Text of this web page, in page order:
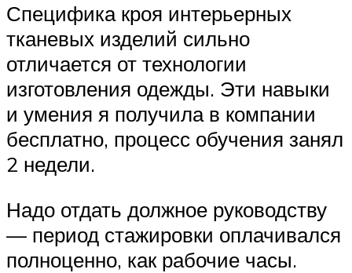
Специфика кроя интерьерных
тканевых изделий сильно
отличается от технологии
изготовления одежды. Эти навыки
и умения я получила в компании
бесплатно, процесс обучения занял
2 недели.
Надо отдать должное руководству
— период стажировки оплачивался
полноценно, как рабочие часы.